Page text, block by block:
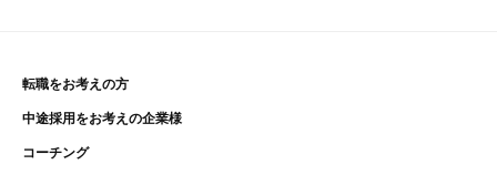
転職をお考えの方
中途採用をお考えの企業様
コーチング